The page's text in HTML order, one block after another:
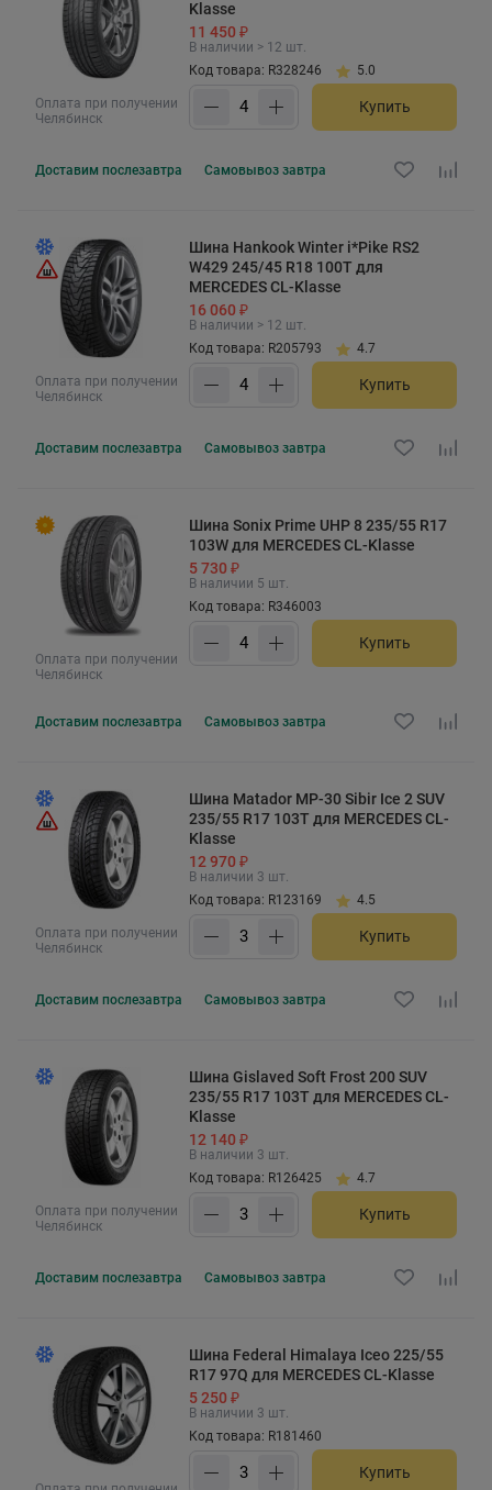
Оплата при получении
Челябинск
Klasse
11 450 ₽
В наличии > 12 шт.
Код товара: R328246
5.0
Купить
Доставим послезавтра Самовывоз завтра
Оплата при получении
Челябинск
Шина Hankook Winter i*Pike RS2
W429 245/45 R18 100T для
MERCEDES CL-Klasse
16 060 ₽
В наличии > 12 шт.
Код товара: R205793
4.7
Купить
Доставим послезавтра Самовывоз завтра
Оплата при получении
Челябинск
Шина Sonix Prime UHP 8 235/55 R17
103W для MERCEDES CL-Klasse
5 730 ₽
В наличии 5 шт.
Код товара: R346003
Купить
Доставим послезавтра Самовывоз завтра
Оплата при получении
Челябинск
Шина Matador MP-30 Sibir Ice 2 SUV
235/55 R17 103T для MERCEDES CL-
Klasse
12 970 ₽
В наличии 3 шт.
Код товара: R123169
4.5
Купить
Доставим послезавтра Самовывоз завтра
Оплата при получении
Челябинск
Шина Gislaved Soft Frost 200 SUV
235/55 R17 103T для MERCEDES CL-
Klasse
12 140 ₽
В наличии 3 шт.
Код товара: R126425
4.7
Купить
Доставим послезавтра Самовывоз завтра
Шина Federal Himalaya Iceo 225/55
R17 97Q для MERCEDES CL-Klasse
5 250 ₽
В наличии 3 шт.
Код товара: R181460
Купить